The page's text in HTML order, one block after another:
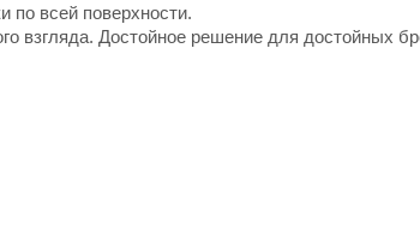
по всей поверхности.
взгляда. Достойное решение для достойных